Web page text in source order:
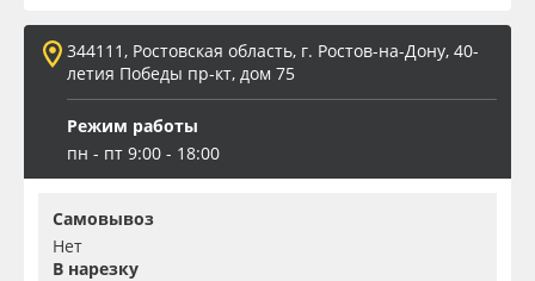
344111, Ростовская область, г. Ростов-на-Дону, 40-
летия Победы пр-кт, дом 75
Режим работы
пн - пт 9:00 - 18:00
Самовывоз
Нет
В нарезку